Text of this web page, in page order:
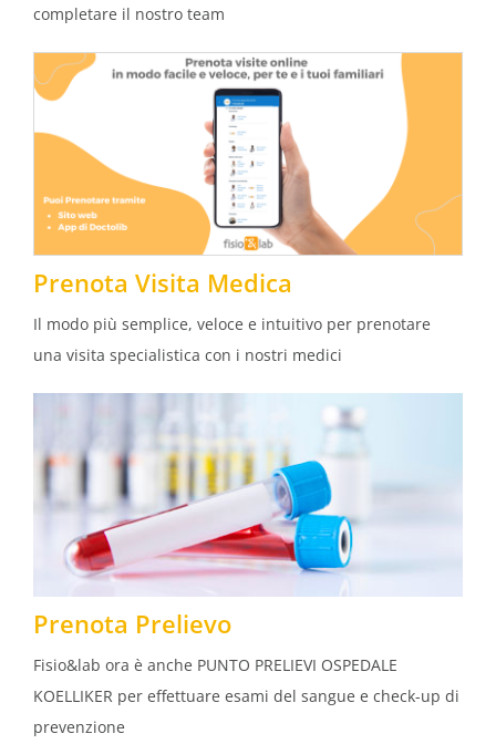
completare il nostro team
Prenota Visita Medica
Il modo più semplice, veloce e intuitivo per prenotare
una visita specialistica con i nostri medici
Prenota Prelievo
Fisio&lab ora è anche PUNTO PRELIEVI OSPEDALE
KOELLIKER per effettuare esami del sangue e check-up di
prevenzione